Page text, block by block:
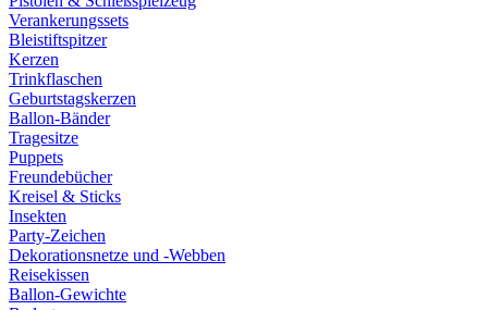
Verankerungssets
Bleistiftspitzer
Kerzen
Trinkflaschen
Geburtstagskerzen
Ballon-Bänder
Tragesitze
Puppets
Freundebücher
Kreisel & Sticks
Insekten
Party-Zeichen
Dekorationsnetze und -Webben
Reisekissen
Ballon-Gewichte